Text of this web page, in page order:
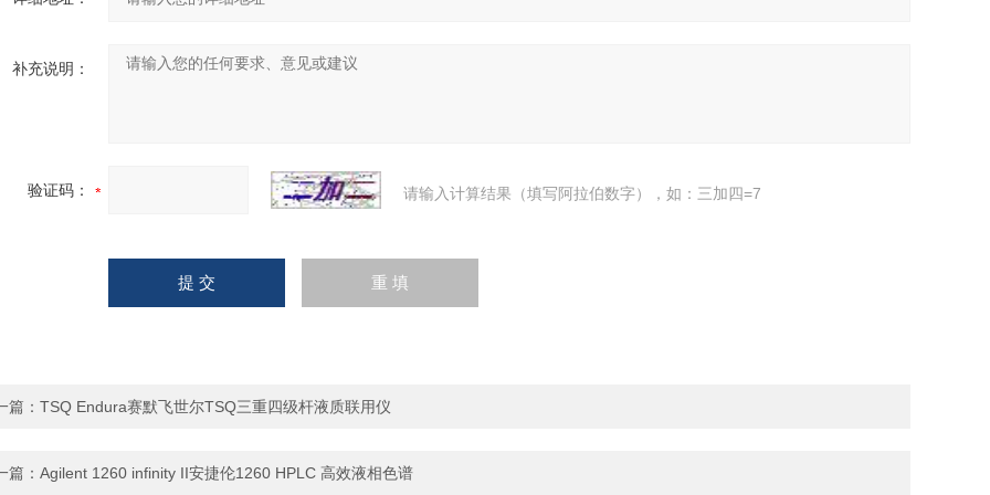
补充说明：
验证码： 请输入计算结果（填写阿拉伯数字），如：三加四=7
篇： TSQ Endura赛默飞世尔TSQ三重四级杆液质联用仪
篇： Agilent 1260 infinity II安捷伦1260 HPLC 高效液相色谱